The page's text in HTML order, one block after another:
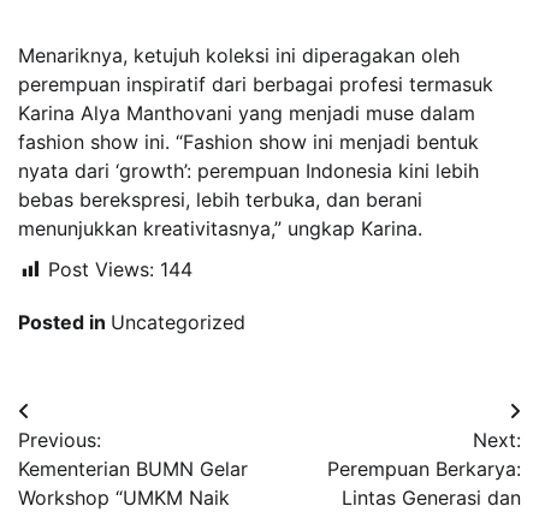
Menariknya, ketujuh koleksi ini diperagakan oleh
perempuan inspiratif dari berbagai profesi termasuk
Karina Alya Manthovani yang menjadi muse dalam
fashion show ini. “Fashion show ini menjadi bentuk
nyata dari ‘growth’: perempuan Indonesia kini lebih
bebas berekspresi, lebih terbuka, dan berani
menunjukkan kreativitasnya,” ungkap Karina.
Post Views: 144
Posted in Uncategorized
Navigasi
pos
Previous:
Kementerian BUMN Gelar
Workshop “UMKM Naik
Next:
Perempuan Berkarya:
Lintas Generasi dan